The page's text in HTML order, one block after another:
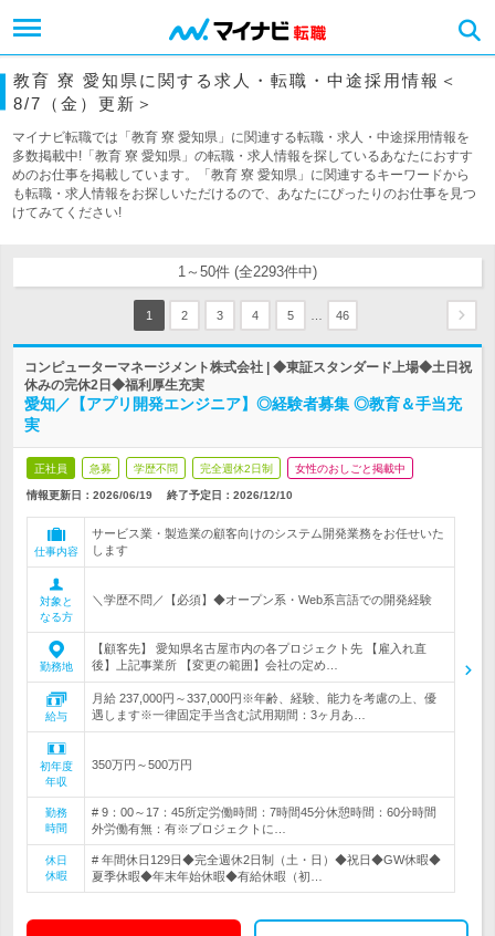
教育 寮 愛知県に関する求人・転職・中途採用情報＜
8/7（金）更新＞
マイナビ転職では「教育 寮 愛知県」に関連する転職・求人・中途採用情報を
多数掲載中!「教育 寮 愛知県」の転職・求人情報を探しているあなたにおすす
めのお仕事を掲載しています。「教育 寮 愛知県」に関連するキーワードから
も転職・求人情報をお探しいただけるので、あなたにぴったりのお仕事を見つ
けてみてください!
1～50件 (全2293件中)
1 2 3 4 5 46
コンピューターマネージメント株式会社 | ◆東証スタンダード上場◆土日祝
休みの完休2日◆福利厚生充実
愛知／【アプリ開発エンジニア】◎経験者募集 ◎教育＆手当充
実
正社員 急募 学歴不問 完全週休2日制 女性のおしごと掲載中
情報更新日：2026/06/19 終了予定日： 2026/12/10
仕事内容
サービス業・製造業の顧客向けのシステム開発業務をお任せいた
します
対象と
なる方
＼学歴不問／【必須】◆オープン系・Web系言語での開発経験
勤務地
【顧客先】 愛知県名古屋市内の各プロジェクト先 【雇入れ直
後】上記事業所 【変更の範囲】会社の定め…
給与
月給 237,000円～337,000円※年齢、経験、能力を考慮の上、優
遇します※一律固定手当含む試用期間：3ヶ月あ…
初年度
年収
350万円～500万円
勤務
時間
# 9：00～17：45所定労働時間：7時間45分休憩時間：60分時間
外労働有無：有※プロジェクトに…
休日
休暇
# 年間休日129日◆完全週休2日制（土・日）◆祝日◆GW休暇◆
夏季休暇◆年末年始休暇◆有給休暇（初…